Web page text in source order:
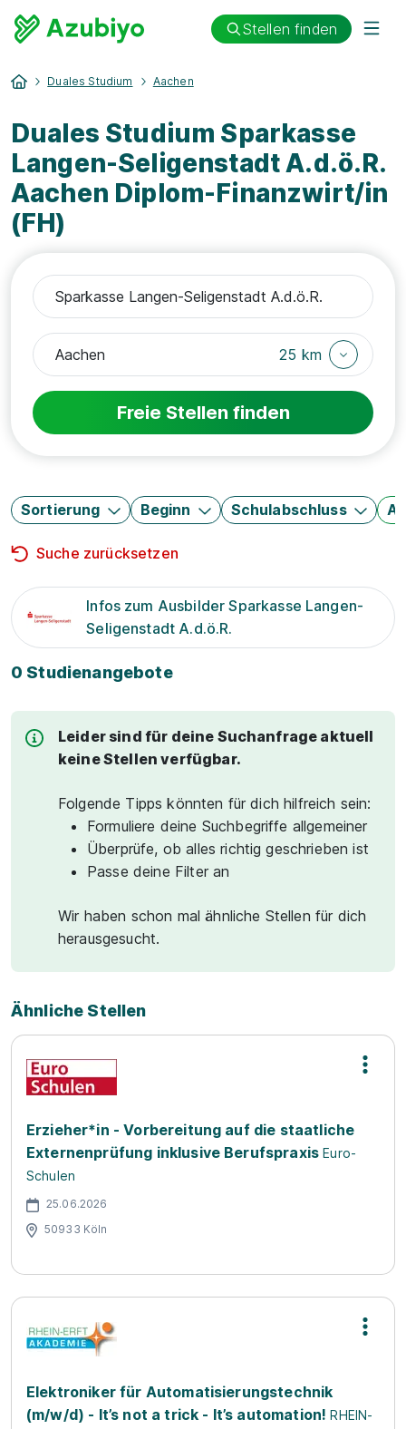
Stellen finden
Duales Studium Aachen
Duales Studium Sparkasse
Langen-Seligenstadt A.d.ö.R.
Aachen Diplom-Finanzwirt/in
(FH)
25 km
Freie Stellen finden
Sortierung Beginn Schulabschluss
Suche zurücksetzen
Infos zum Ausbilder Sparkasse Langen-
Seligenstadt A.d.ö.R.
0 Studienangebote
Leider sind für deine Suchanfrage aktuell
keine Stellen verfügbar.
Folgende Tipps könnten für dich hilfreich sein:
Formuliere deine Suchbegriffe allgemeiner
Überprüfe, ob alles richtig geschrieben ist
Passe deine Filter an
Wir haben schon mal ähnliche Stellen für dich
herausgesucht.
Ähnliche Stellen
Erzieher*in - Vorbereitung auf die staatliche
Externenprüfung inklusive Berufspraxis Euro-
Schulen
25.06.2026
50933 Köln
Elektroniker für Automatisierungstechnik
(m/w/d) - It’s not a trick - It’s automation! RHEIN-